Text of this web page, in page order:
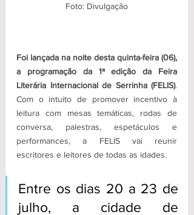
Foto: Divulgação
Foi lançada na noite desta quinta-feira (06),
a programação da 1ª edição da Feira
Literária Internacional de Serrinha (FELIS).
Com o intuito de promover incentivo à
leitura com mesas temáticas, rodas de
conversa, palestras, espetáculos e
performances, a FELIS vai reunir
escritores e leitores de todas as idades.
Entre os dias 20 a 23 de
julho, a cidade de